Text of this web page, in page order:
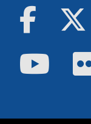
Facebook